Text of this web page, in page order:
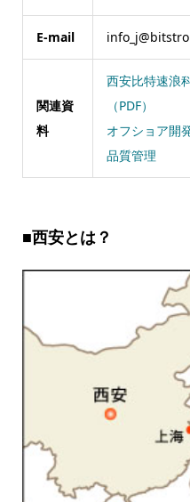
E-mail
関連資
料
西安比特速浪
（PDF）
オフショア開
品質管理
■西安とは？